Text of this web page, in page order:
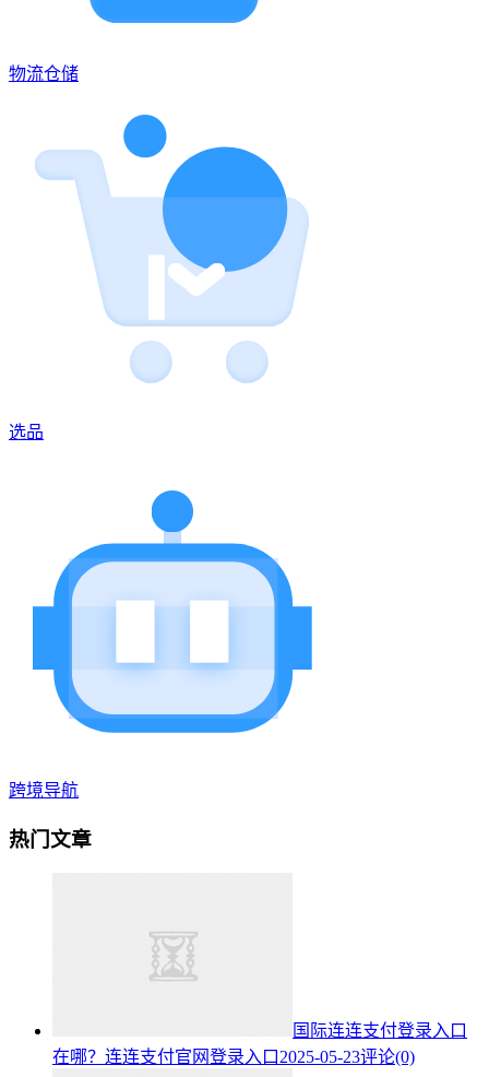
物流仓储
选品
跨境导航
热门文章
国际连连支付登录入口
在哪？连连支付官网登录入口 2025-05-23评论(0)